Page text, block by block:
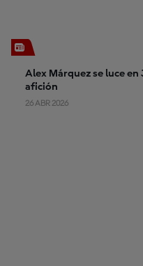
Alex Márquez se luce
afición
26 ABR 2026